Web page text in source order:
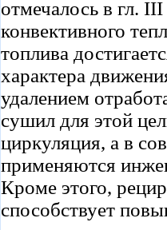
отмечалось в гл.
конвективного
топлива
характера
удалением
сушил для этой
циркуляция, а в
применяются
Кроме этого,
способствует